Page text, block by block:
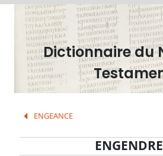
Dictionnaire du
ENGEANCE
Rechercher
par
lettre
Rechercher
par
mot